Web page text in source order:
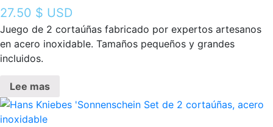
27.50 $ USD
Juego de 2 cortaúñas fabricado por expertos artesanos
en acero inoxidable. Tamaños pequeños y grandes
incluidos.
Lee mas